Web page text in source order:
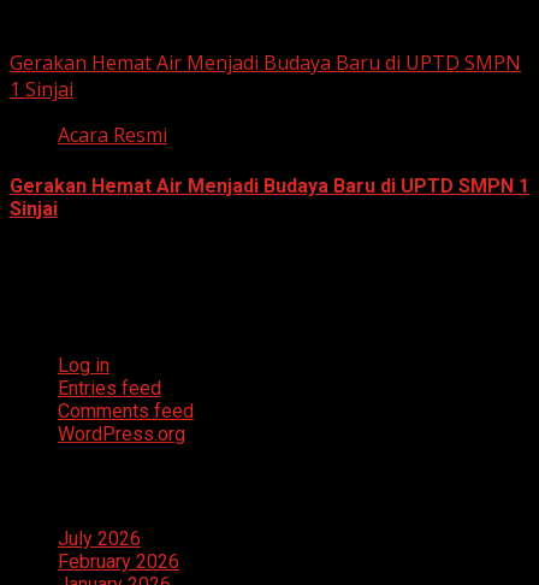
Gerakan Hemat Air Menjadi Budaya Baru di UPTD SMPN
1 Sinjai
Acara Resmi
Gerakan Hemat Air Menjadi Budaya Baru di UPTD SMPN 1
Sinjai
Log in
Entries feed
Comments feed
WordPress.org
July 2026
February 2026